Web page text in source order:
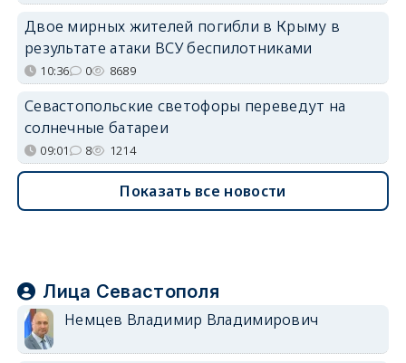
Двое мирных жителей погибли в Крыму в
результате атаки ВСУ беспилотниками
10:36 0 8689
Севастопольские светофоры переведут на
солнечные батареи
09:01 8 1214
Показать все новости
Лица Севастополя
Немцев Владимир Владимирович